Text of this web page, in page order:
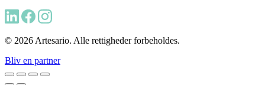
© 2026 Artesario. Alle rettigheder forbeholdes.
Bliv en partner